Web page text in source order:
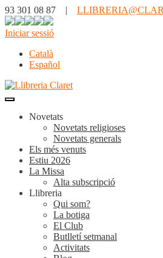
93 301 08 87 |
Iniciar sessió
Català
Español
Novetats
Novetats religioses
Novetats generals
Els més venuts
Estiu 2026
La Missa
Alta subscripció
Llibreria
Qui som?
La botiga
El Club
Butlletí setmanal
Activitats